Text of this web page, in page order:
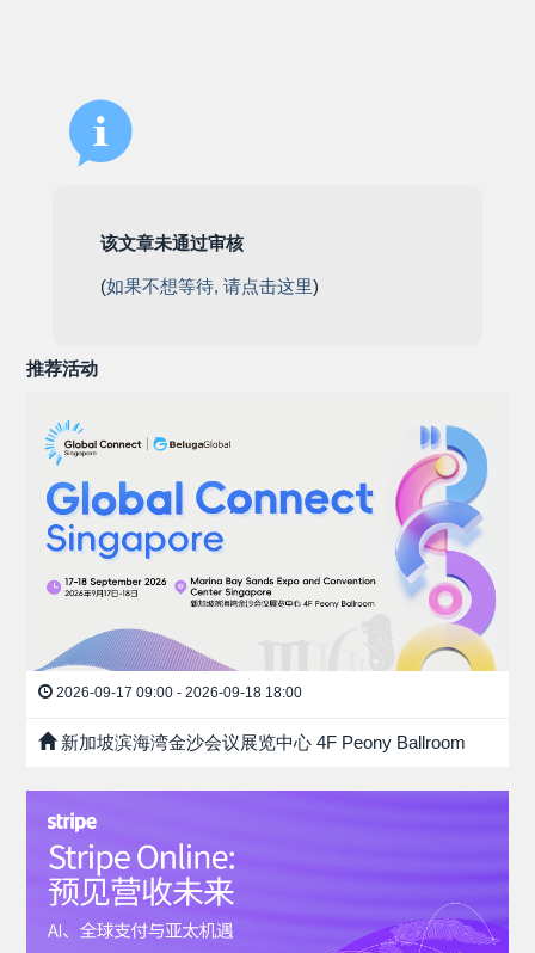
该文章未通过审核
(如果不想等待, 请点击这里)
推荐活动
2026-09-17 09:00 - 2026-09-18 18:00
新加坡滨海湾金沙会议展览中心 4F Peony Ballroom